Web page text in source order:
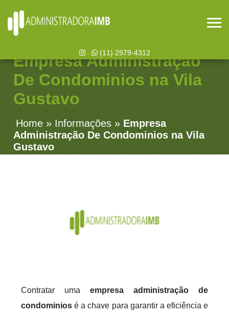
(11) 2979-4312
Empresa Administração
De Condominios na Vila
Gustavo
Home » Informações » Empresa
Administração De Condominios na Vila
Gustavo
Contratar uma empresa administração de
condominios é a chave para garantir a eficiência e